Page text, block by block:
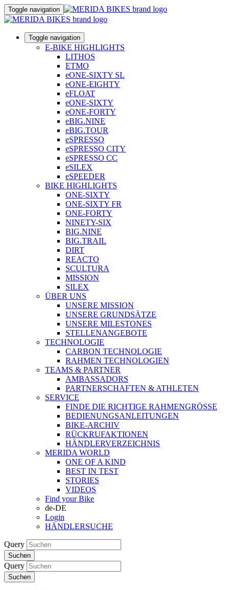
Toggle navigation
Toggle navigation
E-BIKE HIGHLIGHTS
LITHOS
ETMO
eONE-SIXTY SL
eONE-EIGHTY
eFLOAT
eONE-SIXTY
eONE-FORTY
eBIG.NINE
eBIG.TOUR
eSPRESSO
eSPRESSO CITY
eSPRESSO CC
eSILEX
eSPEEDER
BIKE HIGHLIGHTS
ONE-SIXTY
ONE-SIXTY FR
ONE-FORTY
NINETY-SIX
BIG.NINE
BIG.TRAIL
DIRT
REACTO
SCULTURA
MISSION
SILEX
ÜBER UNS
UNSERE MISSION
UNSERE GRUNDSÄTZE
UNSERE MILESTONES
STELLENANGEBOTE
TECHNOLOGIE
CARBON TECHNOLOGIE
RAHMEN TECHNOLOGIEN
TEAMS & PARTNER
AMBASSADORS
PARTNERSCHAFTEN & ATHLETEN
SERVICE
FINDE DIE RICHTIGE RAHMENGRÖSSE
BEDIENUNGSANLEITUNGEN
BIKE-ARCHIV
RÜCKRUFAKTIONEN
HÄNDLERVERZEICHNIS
MERIDA WORLD
ONE OF A KIND
BEST IN TEST
STORIES
VIDEOS
Find your Bike
de-DE
Login
HÄNDLERSUCHE
Query
Suchen
Query
Suchen